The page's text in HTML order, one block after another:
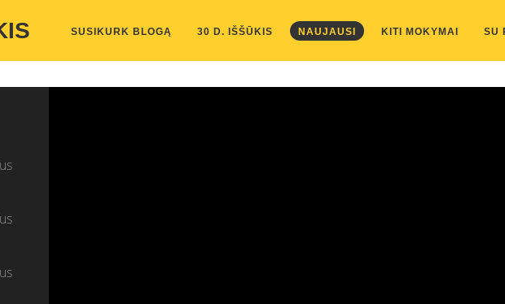
/home/atmerkakis/public_html/wp-content/themes/marketing-expert/lib/
SUSIKURK BLOGĄ 30 D. IŠŠŪKIS NAUJAUSI KITI MOKYMAI SU